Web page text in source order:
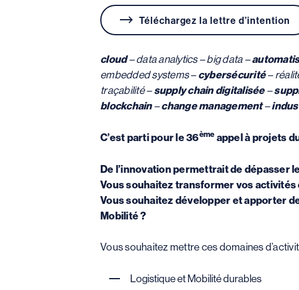
Téléchargez la lettre d’intention
cloud– data analytics – big data –
embedded systems –cybersécurité–
traçabilité –supply chain digitalisée–
blockchain–change management–
C’est parti pour le 36ème appel à projets
De l’innovation permettrait de dépasser
Vous souhaitez transformer vos
Vous souhaitez développer et apporter
Mobilité ?
Vous souhaitez mettre ces domaines
Logistique et Mobilité durables